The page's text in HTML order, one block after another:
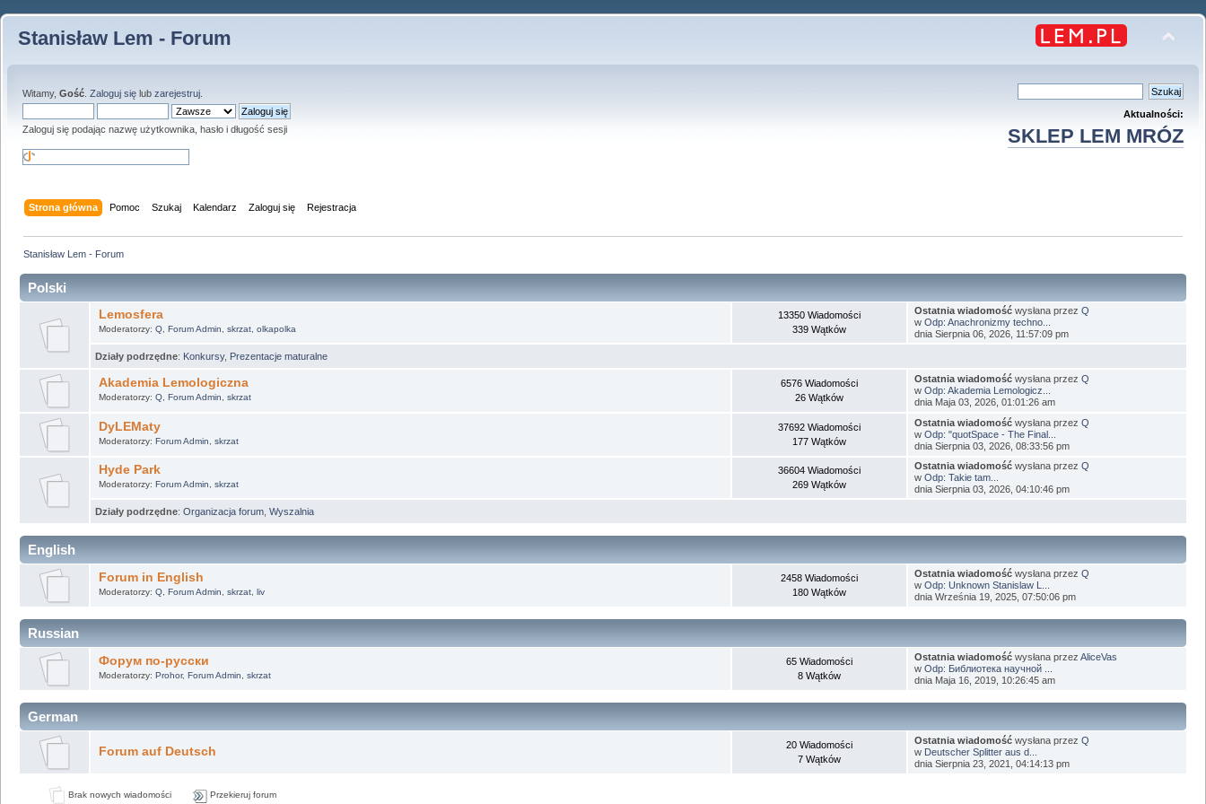
Stanisław Lem - Forum
Witamy, Gość Zaloguj się lub zarejestruj
Zaloguj się podając nazwę użytkownika, hasło i długość sesji
Aktualności:
SKLEP LEM MRÓZ
Strona główna Pomoc Szukaj Kalendarz Zaloguj się Rejestracja
Stanisław Lem - Forum
Polski
Lemosfera
Moderatorzy: Q, Forum Admin skrzat, olkapolka
13350 Wiadomości
339 Wątków
Ostatnia wiadomość wysłana przezQ
wOdp: Anachronizmy techno...
dnia Sierpnia 06, 2026, 11:57:09 pm
Działy podrzędne: Konkursy, Prezentacje maturalne
Akademia Lemologiczna
Moderatorzy: Q, Forum Admin skrzat
6576 Wiadomości
26 Wątków
Ostatnia wiadomość wysłana przezQ
wOdp: Akademia Lemologicz...
dnia Maja 03, 2026, 01:01:26 am
DyLEMaty
Moderatorzy: Forum Admin skrzat
37692 Wiadomości
177 Wątków
Ostatnia wiadomość wysłana przezQ
wOdp: "quotSpace - The Final...
dnia Sierpnia 03, 2026, 08:33:56 pm
Hyde Park
Moderatorzy: Forum Admin skrzat
36604 Wiadomości
269 Wątków
Ostatnia wiadomość wysłana przezQ
wOdp: Takie tam...
dnia Sierpnia 03, 2026, 04:10:46 pm
Działy podrzędne: Organizacja forum Wyszalnia
English
Forum in English
Moderatorzy: Q, Forum Admin skrzat, liv
2458 Wiadomości
180 Wątków
Ostatnia wiadomość wysłana przezQ
wOdp: Unknown Stanislaw L...
dnia Września 19, 2025, 07:50:06 pm
Russian
Форум по-русски
Moderatorzy: Prohor, Forum Admin skrzat
65 Wiadomości
8 Wątków
Ostatnia wiadomość wysłana przezAliceVas
wOdp: Библиотека научной ...
dnia Maja 16, 2019, 10:26:45 am
German
Forum auf Deutsch
20 Wiadomości
7 Wątków
Ostatnia wiadomość wysłana przezQ
w Deutscher Splitter aus d...
dnia Sierpnia 23, 2021, 04:14:13 pm
Brak nowych wiadomości Przekieruj forum